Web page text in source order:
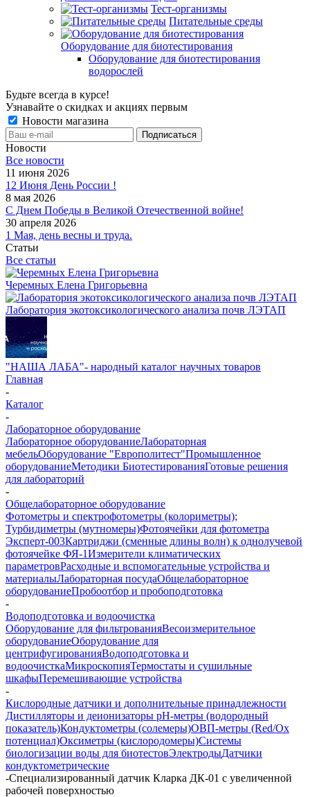
Тест-организмы
Питательные среды
Оборудование для биотестирования
Оборудование для биотестирования
водорослей
Будьте всегда в курсе!
Узнавайте о скидках и акциях первым
Новости магазина
Новости
Все новости
11 июня 2026
12 Июня День России !
8 мая 2026
С Днем Победы в Великой Отечественной войне!
30 апреля 2026
1 Мая, день весны и труда.
Статьи
Все статьи
Черемных Елена Григорьевна
Лаборатория экотоксикологического анализа почв ЛЭТАП
"НАША ЛАБА"- народный каталог научных товаров
Главная
-
Каталог
-
Лабораторное оборудование
Лабораторное оборудованиеЛабораторная
мебельОборудование "Европолитест"Промышленное
оборудованиеМетодики БиотестированияГотовые решения
для лабораторий
-
Общелабораторное оборудование
Фотометры и спектрофотометры (колориметры);
Турбидиметры (мутномеры)Фотоячейки для фотометра
Эксперт-003Картриджи (сменные длины волн) к однолучевой
фотоячейке ФЯ-1Измерители климатических
параметровРасходные и вспомогательные устройства и
материалыЛабораторная посудаОбщелабораторное
оборудованиеПробоотбор и пробоподготовка
-
Водоподготовка и водоочистка
Оборудование для фильтрованияВесоизмерительное
оборудованиеОборудование для
центрифугированияВодоподготовка и
водоочисткаМикроскопияТермостаты и сушильные
шкафыПеремешивающие устройства
-
Кислородные датчики и дополнительные принадлежности
Дистилляторы и деионизаторы pH-метры (водородный
показатель)Кондуктометры (солемеры)ОВП-метры (Red/Ox
потенциал)Оксиметры (кислородомеры)Системы
биологизации воды для биотестовЭлектродыДатчики
кондуктометрические
-Специализированный датчик Кларка ДК-01 с увеличенной
рабочей поверхностью